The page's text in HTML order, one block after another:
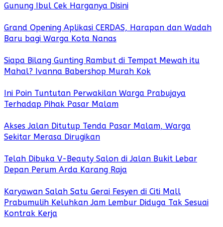
Gunung Ibul Cek Harganya Disini
Grand Opening Aplikasi CERDAS, Harapan dan Wadah
Baru bagi Warga Kota Nanas
Siapa Bilang Gunting Rambut di Tempat Mewah itu
Mahal? Ivanna Babershop Murah Kok
Ini Poin Tuntutan Perwakilan Warga Prabujaya
Terhadap Pihak Pasar Malam
Akses Jalan Ditutup Tenda Pasar Malam, Warga
Sekitar Merasa Dirugikan
Telah Dibuka V-Beauty Salon di Jalan Bukit Lebar
Depan Perum Arda Karang Raja
Karyawan Salah Satu Gerai Fesyen di Citi Mall
Prabumulih Keluhkan Jam Lembur Diduga Tak Sesuai
Kontrak Kerja